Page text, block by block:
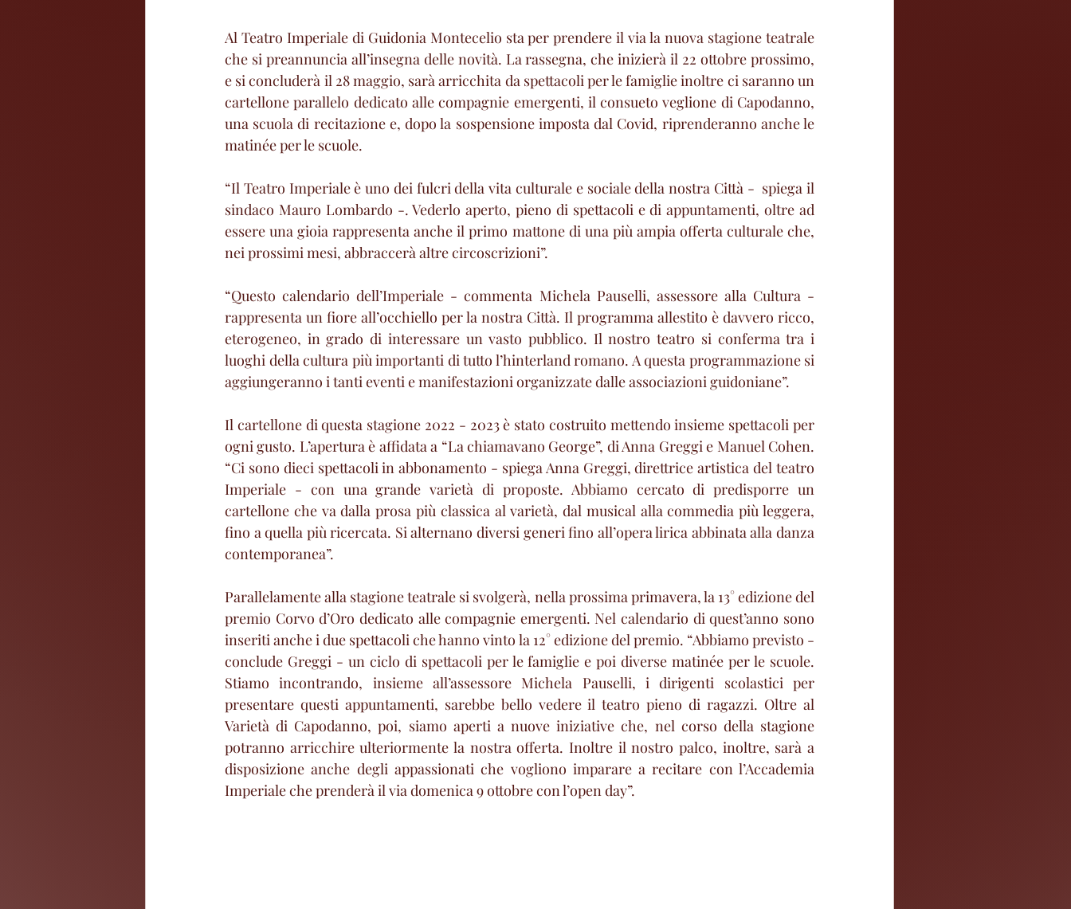
Al Teatro Imperiale di Guidonia Montecelio sta per prendere il via la nuova stagione teatrale
che si preannuncia all’insegna delle novità. La rassegna, che inizierà il 22 ottobre prossimo,
e si concluderà il 28 maggio, sarà arricchita da spettacoli per le famiglie inoltre ci saranno un
cartellone parallelo dedicato alle compagnie emergenti, il consueto veglione di Capodanno,
una scuola di recitazione e, dopo la sospensione imposta dal Covid, riprenderanno anche le
matinée per le scuole.
“Il Teatro Imperiale è uno dei fulcri della vita culturale e sociale della nostra Città -  spiega il
sindaco Mauro Lombardo -. Vederlo aperto, pieno di spettacoli e di appuntamenti, oltre ad
essere una gioia rappresenta anche il primo mattone di una più ampia offerta culturale che,
nei prossimi mesi, abbraccerà altre circoscrizioni”.
“Questo calendario dell’Imperiale - commenta Michela Pauselli, assessore alla Cultura -
rappresenta un fiore all’occhiello per la nostra Città. Il programma allestito è davvero ricco,
eterogeneo, in grado di interessare un vasto pubblico. Il nostro teatro si conferma tra i
luoghi della cultura più importanti di tutto l’hinterland romano. A questa programmazione si
aggiungeranno i tanti eventi e manifestazioni organizzate dalle associazioni guidoniane”.
Il cartellone di questa stagione 2022 - 2023 è stato costruito mettendo insieme spettacoli per
ogni gusto. L’apertura è affidata a “La chiamavano George”, di Anna Greggi e Manuel Cohen.
“Ci sono dieci spettacoli in abbonamento - spiega Anna Greggi, direttrice artistica del teatro
Imperiale - con una grande varietà di proposte. Abbiamo cercato di predisporre un
cartellone che va dalla prosa più classica al varietà, dal musical alla commedia più leggera,
fino a quella più ricercata. Si alternano diversi generi fino all’opera lirica abbinata alla danza
contemporanea”.
Parallelamente alla stagione teatrale si svolgerà, nella prossima primavera, la 13° edizione del
premio Corvo d’Oro dedicato alle compagnie emergenti. Nel calendario di quest’anno sono
inseriti anche i due spettacoli che hanno vinto la 12° edizione del premio. “Abbiamo previsto -
conclude Greggi - un ciclo di spettacoli per le famiglie e poi diverse matinée per le scuole.
Stiamo incontrando, insieme all’assessore Michela Pauselli, i dirigenti scolastici per
presentare questi appuntamenti, sarebbe bello vedere il teatro pieno di ragazzi. Oltre al
Varietà di Capodanno, poi, siamo aperti a nuove iniziative che, nel corso della stagione
potranno arricchire ulteriormente la nostra offerta. Inoltre il nostro palco, inoltre, sarà a
disposizione anche degli appassionati che vogliono imparare a recitare con l’Accademia
Imperiale che prenderà il via domenica 9 ottobre con l’open day”.